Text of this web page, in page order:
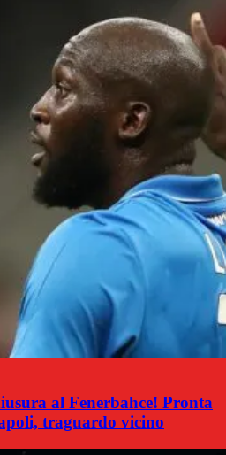
al Fenerbahce! Pronta
traguardo vicino